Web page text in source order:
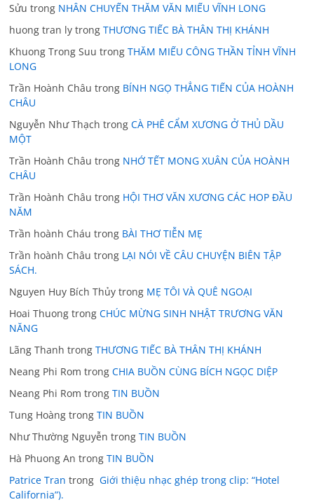
Sửu trong NHÂN CHUYẾN THĂM VĂN MIẾU VĨNH LONG
huong tran ly trongTHƯƠNG TIẾC BÀ THÂN THỊ KHÁNH
Khuong Trong Suu trongTHĂM MIẾU CÔNG THẦN TỈNH VĨNH
LONG
Trần Hoành Châu trong BÍNH NGỌ THẲNG TIẾN CỦA HOÀNH
CHÂU
Nguyễn Như Thạch trongCÀ PHÊ CẨM XƯƠNG Ở THỦ DẦU
MỘT
Trần Hoành Châu trong NHỚ TẾT MONG XUÂN CỦA HOÀNH
CHÂU
Trần Hoành Châu trong HỘI THƠ VĂN XƯƠNG CÁC HOP ĐẦU
NĂM
Trần hoành Cháu trong BÀI THƠ TIỄN MẸ
Trần hoành Châu trong LẠI NÓI VỀ CÂU CHUYỆN BIÊN TẬP
SÁCH.
Nguyen Huy Bích Thủy trong MẸ TÔI VÀ QUÊ NGOẠI
Hoai Thuong trongCHÚC MỪNG SINH NHẬT TRƯƠNG VĂN
NĂNG
Lãng Thanh trongTHƯƠNG TIẾC BÀ THÂN THỊ KHÁNH
Neang Phi Rom trongCHIA BUỒN CÙNG BÍCH NGỌC DIỆP
Neang Phi Rom trongTIN BUỒN
Tung Hoàng trongTIN BUỒN
Như Thường Nguyễn trongTIN BUỒN
Hà Phuong An trongTIN BUỒN
Patrice Tran trong Giới thiệu nhạc ghép trong clip: “Hotel
California”).